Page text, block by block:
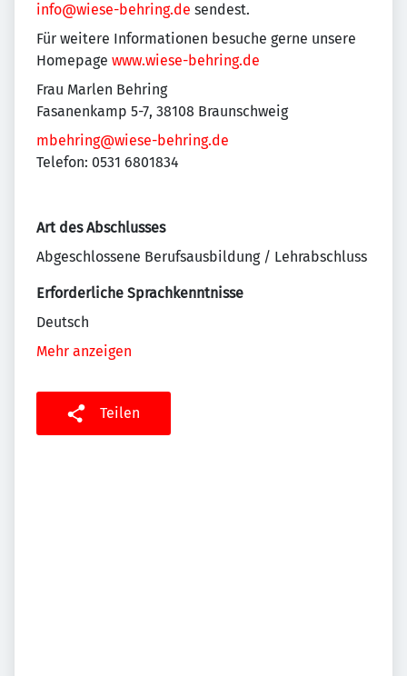
info@wiese-behring.de sendest.
Für weitere Informationen besuche gerne unsere
Homepage www.wiese-behring.de
Frau Marlen Behring
Fasanenkamp 5-7, 38108 Braunschweig
mbehring@wiese-behring.de
Telefon: 0531 6801834
Art des Abschlusses
Abgeschlossene Berufsausbildung / Lehrabschluss
Erforderliche Sprachkenntnisse
Deutsch
Mehr anzeigen
Teilen